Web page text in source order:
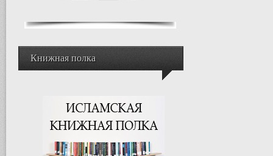
Книжная полка